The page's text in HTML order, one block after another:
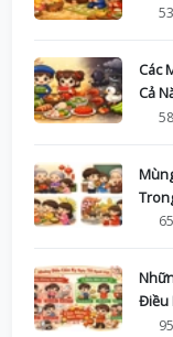
Các
Cả
Điều